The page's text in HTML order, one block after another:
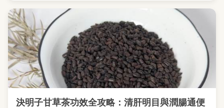
決明子甘草茶功效全攻略：清肝明目與潤腸通便